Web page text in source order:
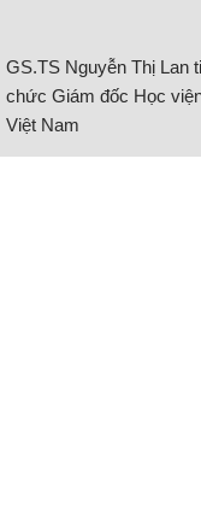
GS.TS Nguyễn Thị Lan
chức Giám đốc Học
Việt Nam